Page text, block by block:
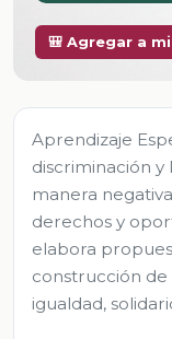
🎒 Agregar a
Aprendizaje
discriminación y
manera
derechos y
elabora
construcción
igualdad,